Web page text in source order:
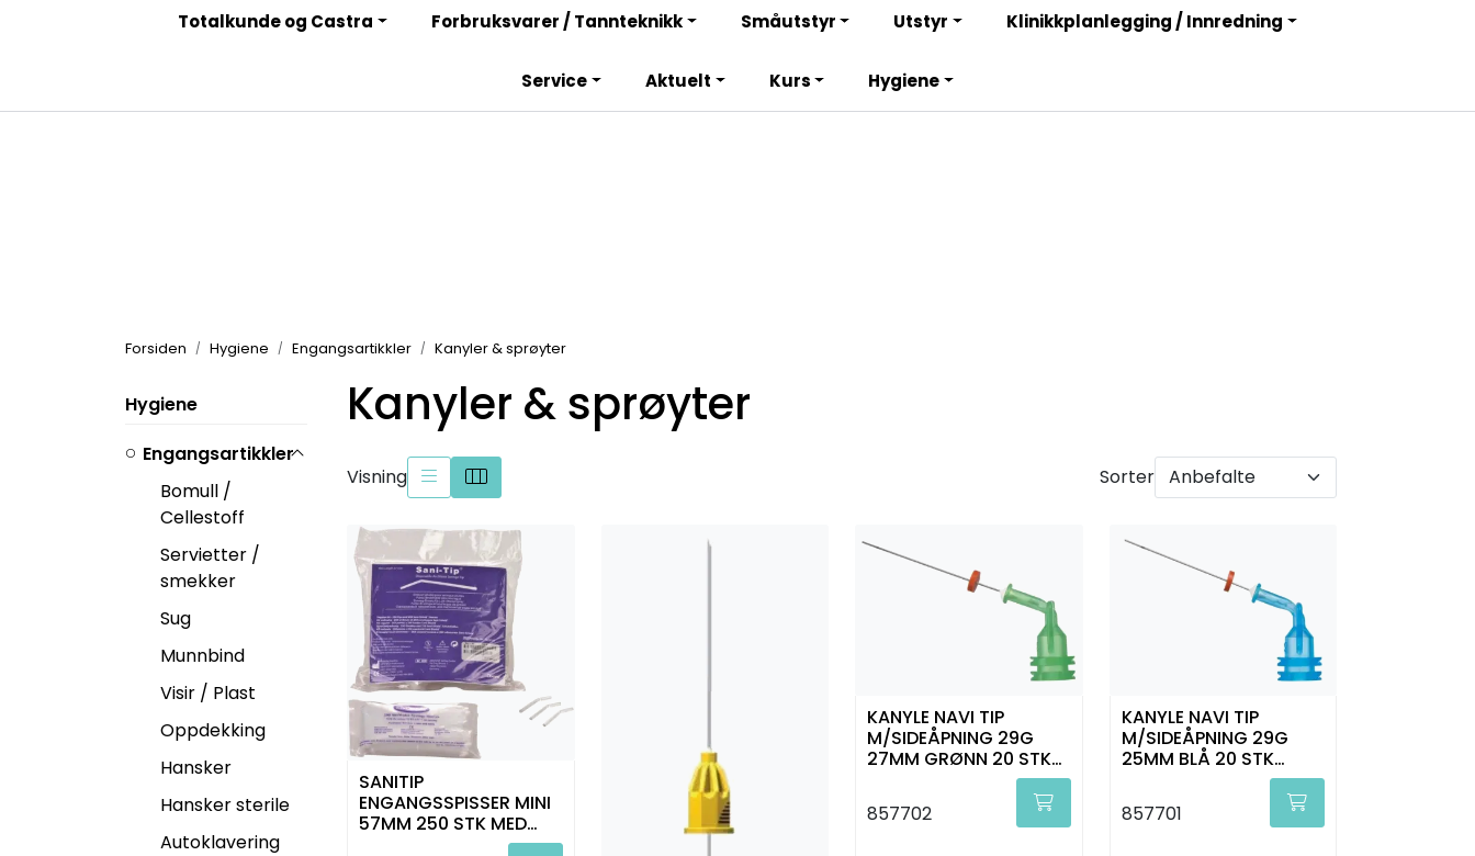
Bli totalkunde og få en rekke fordeler. Les mer!
Totalkunde og Castra Forbruksvarer / Tannteknikk Småutstyr Utstyr Klinikkplanlegging / Innredning
Service Aktuelt Kurs Hygiene
Forsiden Hygiene Engangsartikkler Kanyler & sprøyter
Hygiene
Engangsartikkler
Bomull /
Cellestoff
Servietter /
smekker
Sug
Munnbind
Visir / Plast
Oppdekking
Hansker
Hansker sterile
Autoklavering
Kanyler & sprøyter
Visning Sorter
SANITIP
ENGANGSSPISSER MINI
57MM 250 STK MED
KANYLE NAVI TIP
M/SIDEÅPNING 29G
27MM GRØNN 20 STK
857702
KANYLE NAVI TIP
M/SIDEÅPNING 29G
25MM BLÅ 20 STK
857701